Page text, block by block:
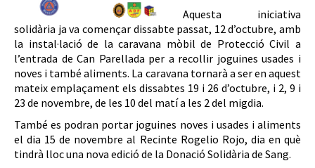
Aquesta iniciativa
solidària ja va començar dissabte passat, 12 d’octubre, amb
la instal·lació de la caravana mòbil de Protecció Civil a
l’entrada de Can Parellada per a recollir joguines usades i
noves i també aliments. La caravana tornarà a ser en aquest
mateix emplaçament els dissabtes 19 i 26 d’octubre, i 2, 9 i
23 de novembre, de les 10 del matí a les 2 del migdia.
També es podran portar joguines noves i usades i aliments
el dia 15 de novembre al Recinte Rogelio Rojo, dia en què
tindrà lloc una nova edició de la Donació Solidària de Sang.